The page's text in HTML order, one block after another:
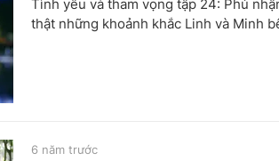
Tình yêu và tham vọng tập 24: Phủ
thật những khoảnh khắc Linh và Minh
6 năm trước